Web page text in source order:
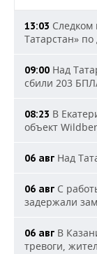
13:03 Следком
Татарстан» по
09:00 Над
сбили 203
08:23 В
объект
06 авг Над
06 авг С
задержали
06 авг В
тревоги,